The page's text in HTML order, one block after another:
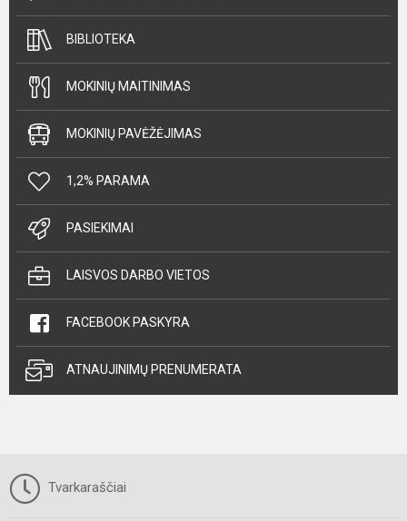
BIBLIOTEKA
MOKINIŲ MAITINIMAS
MOKINIŲ PAVĖŽĖJIMAS
1,2% PARAMA
PASIEKIMAI
LAISVOS DARBO VIETOS
FACEBOOK PASKYRA
ATNAUJINIMŲ PRENUMERATA
Tvarkaraščiai